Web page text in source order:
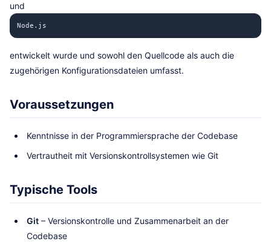
und
Node.js
entwickelt wurde und sowohl den Quellcode als auch die
zugehörigen Konfigurationsdateien umfasst.
Voraussetzungen
Kenntnisse in der Programmiersprache der Codebase
Vertrautheit mit Versionskontrollsystemen wie Git
Typische Tools
Git – Versionskontrolle und Zusammenarbeit an der
Codebase